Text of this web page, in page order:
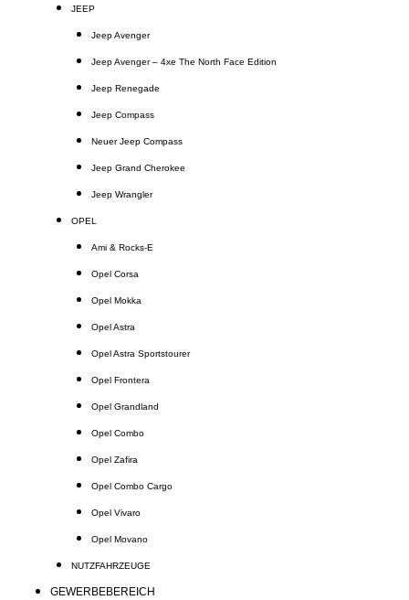
JEEP
Jeep Avenger
Jeep Avenger – 4xe The North Face Edition
Jeep Renegade
Jeep Compass
Neuer Jeep Compass
Jeep Grand Cherokee
Jeep Wrangler
OPEL
Ami & Rocks-E
Opel Corsa
Opel Mokka
Opel Astra
Opel Astra Sportstourer
Opel Frontera
Opel Grandland
Opel Combo
Opel Zafira
Opel Combo Cargo
Opel Vivaro
Opel Movano
NUTZFAHRZEUGE
GEWERBEBEREICH